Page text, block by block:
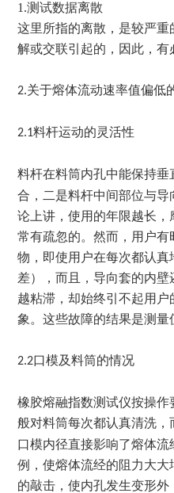
1.测试数据离散
这里所指的离散，是较严
解或交联引起的，因此，有
2.关于熔体流动速率值偏低
2.1料杆运动的灵活性
料杆在料筒内孔中能保持
合，二是料杆中间部位与
论上讲，使用的年限越长
常有疏忽的。然而，用户
物，即使用户在每次都认
差），而且，导向套的内
越粘滞，却始终引不起用
象。这些故障的结果是测量
2.2口模及料筒的情况
橡胶熔融指数测试仪按操
般对料筒每次都认真清洗
口模内径直接影响了熔体
例，使熔体流经的阻力大
的敲击，使内孔发生变形外